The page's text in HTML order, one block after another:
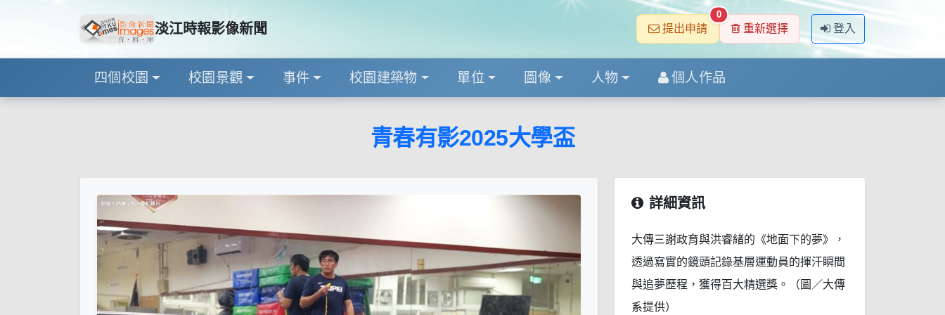
淡江時報影像新聞 提出申請
0
重新選擇 登入
四個校園 校園景觀 事件 校園建築物 單位 圖像 人物 個人作品
青春有影2025大學盃
詳細資訊
大傳三謝政育與洪睿緒的《地面下的夢》，
透過寫實的鏡頭記錄基層運動員的揮汗瞬間
與追夢歷程，獲得百大精選獎。（圖／大傳
系提供）